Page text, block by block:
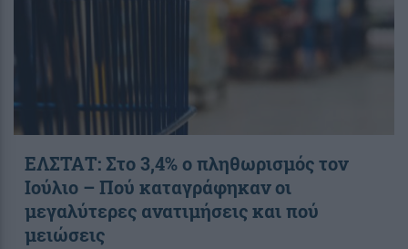
ΕΛΣΤΑΤ: Στο 3,4% ο πληθωρισμός τον
Ιούλιο – Πού καταγράφηκαν οι
μεγαλύτερες ανατιμήσεις και πού
μειώσεις